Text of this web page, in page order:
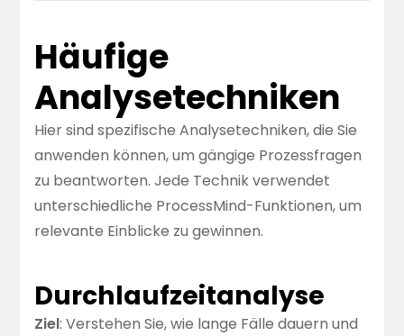
Häufige
Analysetechniken
Hier sind spezifische Analysetechniken, die Sie
anwenden können, um gängige Prozessfragen
zu beantworten. Jede Technik verwendet
unterschiedliche ProcessMind-Funktionen, um
relevante Einblicke zu gewinnen.
Durchlaufzeitanalyse
Ziel: Verstehen Sie, wie lange Fälle dauern und